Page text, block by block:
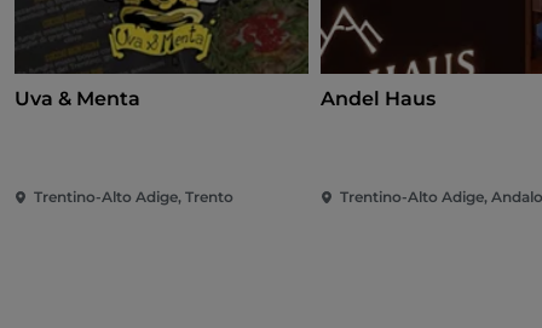
Uva & Menta
Trentino-Alto Adige, Trento
Andel Haus
Trentino-Alto Adige,